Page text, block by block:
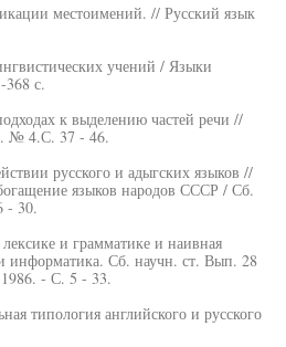
местоимений. // Русский язык
учений / Языки
368 с.
к выделению частей речи //
№ 4.С. 37 - 46.
русского и адыгских языков //
языков народов СССР / Сб.
- 30.
и грамматике и наивная
информатика. Сб. научн. ст. Вып. 28
- С. 5 - 33.
типология английского и русского